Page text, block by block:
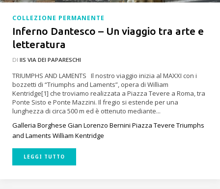
COLLEZIONE PERMANENTE
Inferno Dantesco – Un viaggio tra arte e
letteratura
DI IIS VIA DEI PAPARESCHI
TRIUMPHS AND LAMENTS Il nostro viaggio inizia al MAXXI con i
bozzetti di “Triumphs and Laments”, opera di William
Kentridge[1] che troviamo realizzata a Piazza Tevere a Roma, tra
Ponte Sisto e Ponte Mazzini. Il fregio si estende per una
lunghezza di circa 500 m ed è ottenuto mediante...
Galleria Borghese Gian Lorenzo Bernini Piazza Tevere Triumphs
and Laments William Kentridge
LEGGI TUTTO